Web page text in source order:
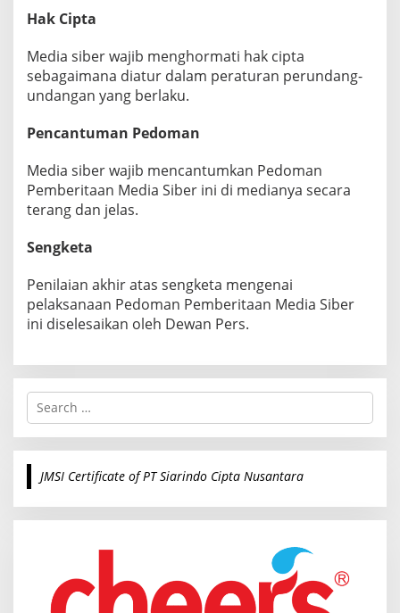
Hak Cipta
Media siber wajib menghormati hak cipta
sebagaimana diatur dalam peraturan perundang-
undangan yang berlaku.
Pencantuman Pedoman
Media siber wajib mencantumkan Pedoman
Pemberitaan Media Siber ini di medianya secara
terang dan jelas.
Sengketa
Penilaian akhir atas sengketa mengenai
pelaksanaan Pedoman Pemberitaan Media Siber
ini diselesaikan oleh Dewan Pers.
S
r
c
o
JMSI Certificate of PT Siarindo Cipta Nusantara